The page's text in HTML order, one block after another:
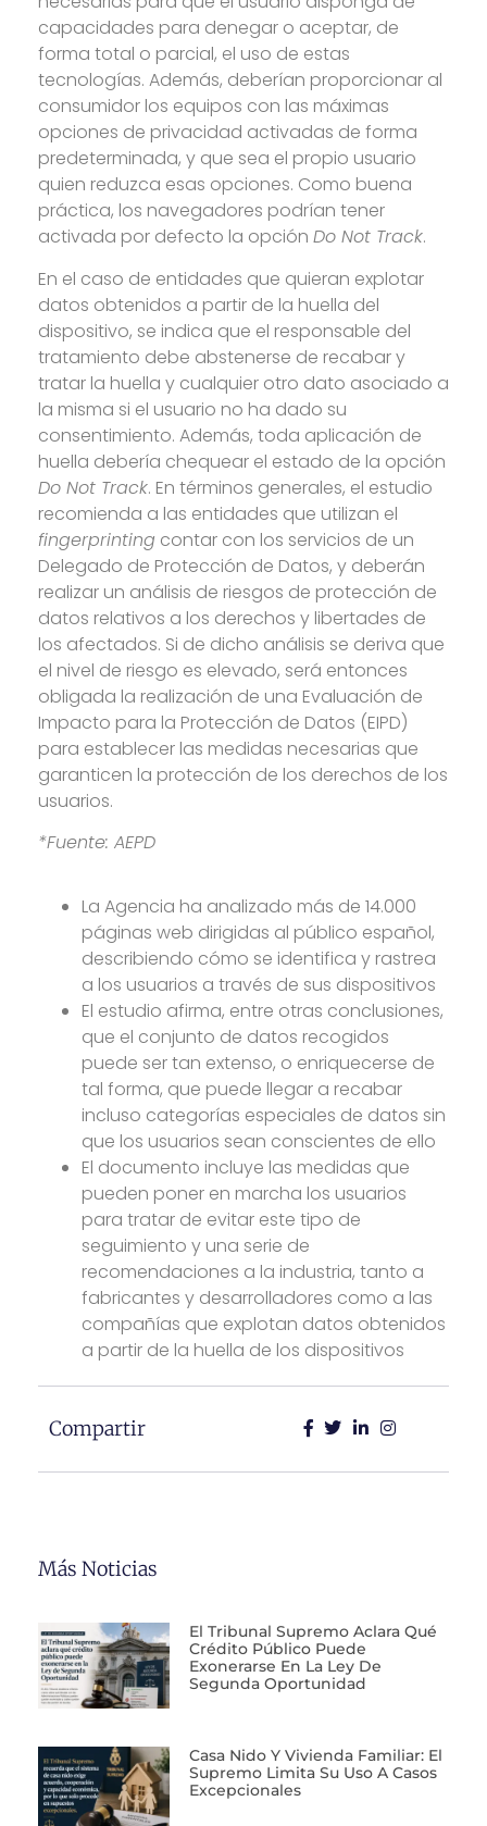
capacidades para denegar o aceptar, de
forma total o parcial, el uso de estas
tecnologías. Además, deberían proporcionar al
consumidor los equipos con las máximas
opciones de privacidad activadas de forma
predeterminada, y que sea el propio usuario
quien reduzca esas opciones. Como buena
práctica, los navegadores podrían tener
activada por defecto la opción Do Not Track.
En el caso de entidades que quieran explotar
datos obtenidos a partir de la huella del
dispositivo, se indica que el responsable del
tratamiento debe abstenerse de recabar y
tratar la huella y cualquier otro dato asociado a
la misma si el usuario no ha dado su
consentimiento. Además, toda aplicación de
huella debería chequear el estado de la opción
Do Not Track. En términos generales, el estudio
recomienda a las entidades que utilizan el
fingerprinting contar con los servicios de un
Delegado de Protección de Datos, y deberán
realizar un análisis de riesgos de protección de
datos relativos a los derechos y libertades de
los afectados. Si de dicho análisis se deriva que
el nivel de riesgo es elevado, será entonces
obligada la realización de una Evaluación de
Impacto para la Protección de Datos (EIPD)
para establecer las medidas necesarias que
garanticen la protección de los derechos de los
usuarios.
*Fuente: AEPD
La Agencia ha analizado más de 14.000
páginas web dirigidas al público español,
describiendo cómo se identifica y rastrea
a los usuarios a través de sus dispositivos
El estudio afirma, entre otras conclusiones,
que el conjunto de datos recogidos
puede ser tan extenso, o enriquecerse de
tal forma, que puede llegar a recabar
incluso categorías especiales de datos sin
que los usuarios sean conscientes de ello
El documento incluye las medidas que
pueden poner en marcha los usuarios
para tratar de evitar este tipo de
seguimiento y una serie de
recomendaciones a la industria, tanto a
fabricantes y desarrolladores como a las
compañías que explotan datos obtenidos
a partir de la huella de los dispositivos
Compartir
Más Noticias
El Tribunal Supremo Aclara Qué
Crédito Público Puede
Exonerarse En La Ley De
Segunda Oportunidad
Casa Nido Y Vivienda Familiar: El
Supremo Limita Su Uso A Casos
Excepcionales